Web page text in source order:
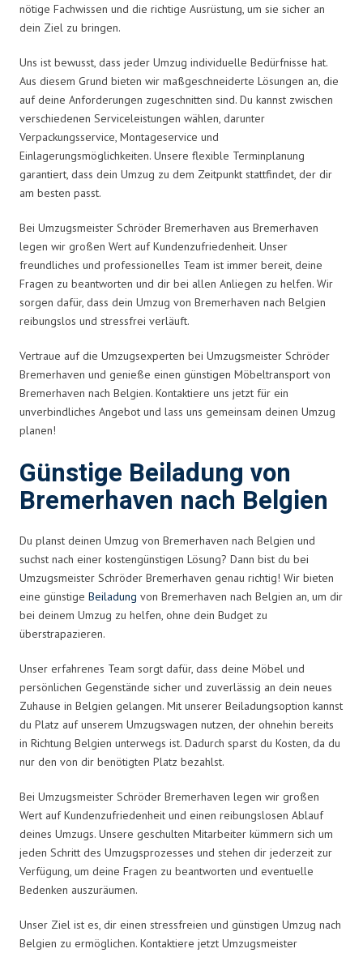
nötige Fachwissen und die richtige Ausrüstung, um sie sicher an
dein Ziel zu bringen.
Uns ist bewusst, dass jeder Umzug individuelle Bedürfnisse hat.
Aus diesem Grund bieten wir maßgeschneiderte Lösungen an, die
auf deine Anforderungen zugeschnitten sind. Du kannst zwischen
verschiedenen Serviceleistungen wählen, darunter
Verpackungsservice, Montageservice und
Einlagerungsmöglichkeiten. Unsere flexible Terminplanung
garantiert, dass dein Umzug zu dem Zeitpunkt stattfindet, der dir
am besten passt.
Bei Umzugsmeister Schröder Bremerhaven aus Bremerhaven
legen wir großen Wert auf Kundenzufriedenheit. Unser
freundliches und professionelles Team ist immer bereit, deine
Fragen zu beantworten und dir bei allen Anliegen zu helfen. Wir
sorgen dafür, dass dein Umzug von Bremerhaven nach Belgien
reibungslos und stressfrei verläuft.
Vertraue auf die Umzugsexperten bei Umzugsmeister Schröder
Bremerhaven und genieße einen günstigen Möbeltransport von
Bremerhaven nach Belgien. Kontaktiere uns jetzt für ein
unverbindliches Angebot und lass uns gemeinsam deinen Umzug
planen!
Günstige Beiladung von
Bremerhaven nach Belgien
Du planst deinen Umzug von Bremerhaven nach Belgien und
suchst nach einer kostengünstigen Lösung? Dann bist du bei
Umzugsmeister Schröder Bremerhaven genau richtig! Wir bieten
eine günstige Beiladung von Bremerhaven nach Belgien an, um dir
bei deinem Umzug zu helfen, ohne dein Budget zu
überstrapazieren.
Unser erfahrenes Team sorgt dafür, dass deine Möbel und
persönlichen Gegenstände sicher und zuverlässig an dein neues
Zuhause in Belgien gelangen. Mit unserer Beiladungsoption kannst
du Platz auf unserem Umzugswagen nutzen, der ohnehin bereits
in Richtung Belgien unterwegs ist. Dadurch sparst du Kosten, da du
nur den von dir benötigten Platz bezahlst.
Bei Umzugsmeister Schröder Bremerhaven legen wir großen
Wert auf Kundenzufriedenheit und einen reibungslosen Ablauf
deines Umzugs. Unsere geschulten Mitarbeiter kümmern sich um
jeden Schritt des Umzugsprozesses und stehen dir jederzeit zur
Verfügung, um deine Fragen zu beantworten und eventuelle
Bedenken auszuräumen.
Unser Ziel ist es, dir einen stressfreien und günstigen Umzug nach
Belgien zu ermöglichen. Kontaktiere jetzt Umzugsmeister